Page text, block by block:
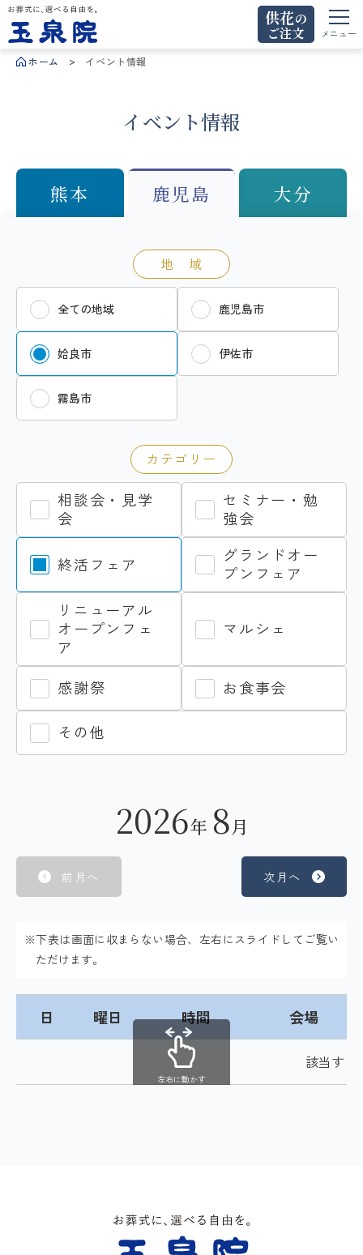
お葬式に、選べる自由を。玉泉院
供花の
ご注文
メニュー
ホーム イベント情報
イベント情報
熊本 鹿児島 大分
地 域
全ての地域 鹿児島市
姶良市 伊佐市
霧島市
カテゴリー
相談会・見学
会
セミナー・勉
強会
終活フェア
グランドオー
プンフェア
リニューアル
オープンフェ
ア
マルシェ
感謝祭 お食事会
その他
2026年 8月
前月へ 次月へ
※下表は画面に収まらない場合、左右にスライドしてご覧い
ただけます。
日 曜日 時間 会場
該当する
左右に動かす